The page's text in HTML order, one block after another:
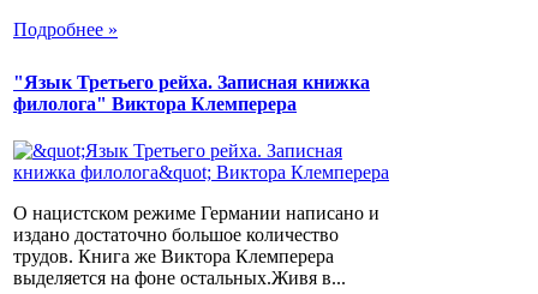
Подробнее »
"Язык Третьего рейха. Записная книжка
филолога" Виктора Клемперера
О нацистском режиме Германии написано и
издано достаточно большое количество
трудов. Книга же Виктора Клемперера
выделяется на фоне остальных.Живя в...